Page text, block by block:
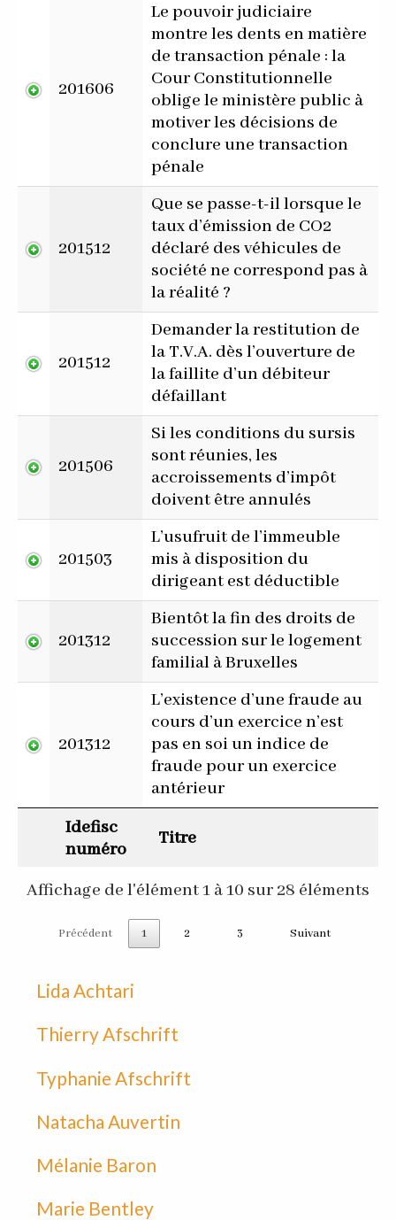
Idefisc
numéro
Titre
201606
Le pouvoir judiciaire
montre les dents en matière
de transaction pénale : la
Cour Constitutionnelle
oblige le ministère public à
motiver les décisions de
conclure une transaction
pénale
201512
Que se passe-t-il lorsque le
taux d’émission de CO2
déclaré des véhicules de
société ne correspond pas à
la réalité ?
201512
Demander la restitution de
la T.V.A. dès l’ouverture de
la faillite d’un débiteur
défaillant
201506
Si les conditions du sursis
sont réunies, les
accroissements d’impôt
doivent être annulés
201503
L’usufruit de l’immeuble
mis à disposition du
dirigeant est déductible
201312
Bientôt la fin des droits de
succession sur le logement
familial à Bruxelles
201312
L’existence d’une fraude au
cours d’un exercice n’est
pas en soi un indice de
fraude pour un exercice
antérieur
Affichage de l'élément 1 à 10 sur 28 éléments
Précédent 1 2 3 Suivant
Lida Achtari
Thierry Afschrift
Typhanie Afschrift
Natacha Auvertin
Mélanie Baron
Marie Bentley